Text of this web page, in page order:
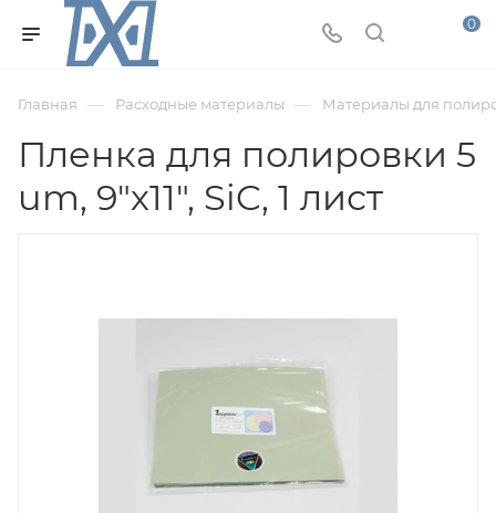
0
Главная — Расходные материалы — Материалы для
Пленка для полировки 5
um, 9"х11", SiC, 1 лист